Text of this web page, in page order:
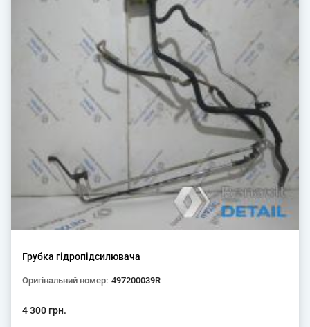
Грубка гідропідсилювача
Оригінальний номер: 497200039R
4 300 грн.